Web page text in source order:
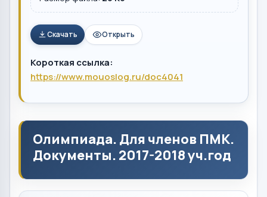
Скачать Открыть
Короткая ссылка:
https://www.mouoslog.ru/doc4041
Олимпиада. Для членов ПМК.
Документы. 2017-2018 уч.год